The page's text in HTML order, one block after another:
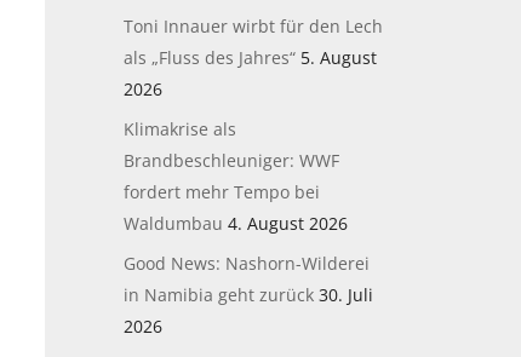
Toni Innauer wirbt für den Lech
als „Fluss des Jahres“ 5. August
2026
Klimakrise als
Brandbeschleuniger: WWF
fordert mehr Tempo bei
Waldumbau 4. August 2026
Good News: Nashorn-Wilderei
in Namibia geht zurück 30. Juli
2026